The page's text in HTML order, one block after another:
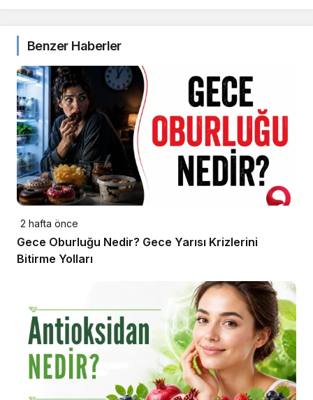
Benzer Haberler
2 hafta önce
Gece Oburluğu Nedir? Gece Yarısı Krizlerini
Bitirme Yolları